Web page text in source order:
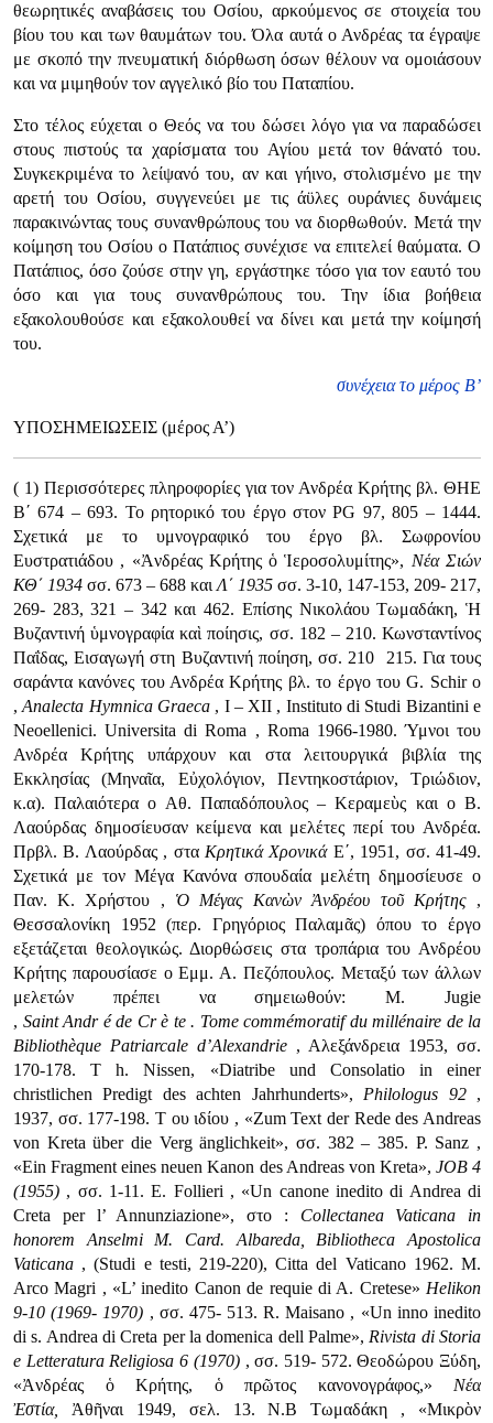
θεωρητικές αναβάσεις του Οσίου, αρκούμενος σε στοιχεία του
βίου του και των θαυμάτων του. Όλα αυτά ο Ανδρέας τα έγραψε
με σκοπό την πνευματική διόρθωση όσων θέλουν να ομοιάσουν
και να μιμηθούν τον αγγελικό βίο του Παταπίου.
Στο τέλος εύχεται ο Θεός να του δώσει λόγο για να παραδώσει
στους πιστούς τα χαρίσματα του Αγίου μετά τον θάνατό του.
Συγκεκριμένα το λείψανό του, αν και γήινο, στολισμένο με την
αρετή του Οσίου, συγγενεύει με τις άϋλες ουράνιες δυνάμεις
παρακινώντας τους συνανθρώπους του να διορθωθούν. Μετά την
κοίμηση του Οσίου ο Πατάπιος συνέχισε να επιτελεί θαύματα. Ο
Πατάπιος, όσο ζούσε στην γη, εργάστηκε τόσο για τον εαυτό του
όσο και για τους συνανθρώπους του. Την ίδια βοήθεια
εξακολουθούσε και εξακολουθεί να δίνει και μετά την κοίμησή
του.
συνέχεια το μέρος Β’
ΥΠΟΣΗΜΕΙΩΣΕΙΣ (μέρος Α’)
( 1) Περισσότερες πληροφορίες για τον Ανδρέα Κρήτης βλ. ΘΗΕ
Β΄ 674 – 693. Το ρητορικό του έργο στον PG 97, 805 – 1444.
Σχετικά με το υμνογραφικό του έργο βλ. Σωφρονίου
Ευστρατιάδου , «Ἀνδρέας Κρήτης ὁ Ἱεροσολυμίτης», Νέα Σιών
ΚΘ΄ 1934 σσ. 673 – 688 και Λ΄ 1935 σσ. 3-10, 147-153, 209- 217,
269- 283, 321 – 342 και 462. Επίσης Νικολάου Τωμαδάκη, Ἡ
Βυζαντινή ὑμνογραφία καὶ ποίησις, σσ. 182 – 210. Κωνσταντίνος
Παΐδας, Εισαγωγή στη Βυζαντινή ποίηση, σσ. 210  215. Για τους
σαράντα κανόνες του Ανδρέα Κρήτης βλ. το έργο του G. Schir ο
,Analecta Hymnica Graeca , I – XII , Instituto di Studi Bizantini e
Neoellenici. Universita di Roma , Roma 1966-1980. Ύμνοι του
Ανδρέα Κρήτης υπάρχουν και στα λειτουργικά βιβλία της
Εκκλησίας (Μηναῖα, Εὐχολόγιον, Πεντηκοστάριον, Τριώδιον,
κ.α). Παλαιότερα ο Αθ. Παπαδόπουλος – Κεραμεὺς και ο Β.
Λαούρδας δημοσίευσαν κείμενα και μελέτες περί του Ανδρέα.
Πρβλ. Β. Λαούρδας , στα Κρητικά Χρονικά Ε΄, 1951, σσ. 41-49.
Σχετικά με τον Μέγα Κανόνα σπουδαία μελέτη δημοσίευσε ο
Παν. Κ. Χρήστου , Ὁ Μέγας Κανὼν Ἀνδρέου τοῦ Κρήτης ,
Θεσσαλονίκη 1952 (περ. Γρηγόριος Παλαμᾶς) όπου το έργο
εξετάζεται θεολογικώς. Διορθώσεις στα τροπάρια του Ανδρέου
Κρήτης παρουσίασε ο Εμμ. Α. Πεζόπουλος. Μεταξύ των άλλων
μελετών πρέπει να σημειωθούν: Μ. Jugie
, SaintAndr éde Crè te . Tome commémoratif du millénaire de la
Bibliothèque Patriarcale d’Alexandrie , Αλεξάνδρεια 1953, σσ.
170-178. Τ h. Nissen, «Diatribe und Consolatio in einer
christlichen Predigt des achten Jahrhunderts», Philologus 92 ,
1937, σσ. 177-198. T ου ιδίου , «Zum Text der Rede des Andreas
von Kreta über die Verg änglichkeit», σσ. 382 – 385. P. Sanz ,
«Ein Fragment eines neuen Kanon des Andreas von Kreta», JOB 4
(1955) , σσ. 1-11. Ε. Follieri , «Un canone inedito di Andrea di
Creta per l’ Annunziazione», στο : Collectanea Vaticana in
honorem Anselmi M. Card. Albareda, Bibliotheca Apostolica
Vaticana , (Studi e testi, 219-220), Citta del Vaticano 1962. M.
Arco Magri , «L’ inedito Canon de requie di A. Cretese» Helikon
9-10 (1969- 1970) , σσ. 475- 513. R. Maisano , «Un inno inedito
di s. Andrea di Creta per la domenica dell Palme», Rivista di Storia
e Letteratura Religiosa 6 (1970) , σσ. 519- 572. Θεοδώρου Ξύδη,
«Ἀνδρέας ὁ Κρήτης, ὁ πρῶτος κανονογράφος,» Νέα
Ἐστία, Ἀθῆναι 1949, σελ. 13. Ν.Β Τωμαδάκη , «Μικρὸν